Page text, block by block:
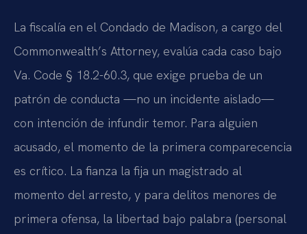
La fiscalía en el Condado de Madison, a cargo del
Commonwealth’s Attorney, evalúa cada caso bajo
Va. Code § 18.2-60.3, que exige prueba de un
patrón de conducta —no un incidente aislado—
con intención de infundir temor. Para alguien
acusado, el momento de la primera comparecencia
es crítico. La fianza la fija un magistrado al
momento del arresto, y para delitos menores de
primera ofensa, la libertad bajo palabra (personal